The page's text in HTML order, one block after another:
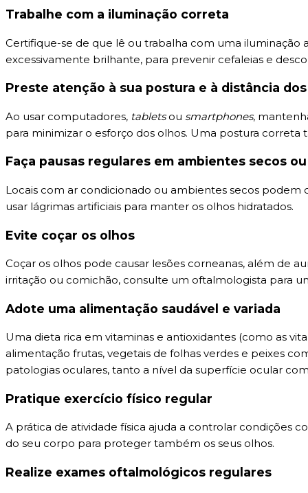
Trabalhe com a iluminação correta
Certifique-se de que lê ou trabalha com uma iluminação
excessivamente brilhante, para prevenir cefaleias e
Preste atenção à sua postura e à distância
Ao usar computadores, tabletsou smartphones,
para minimizar o esforço dos olhos. Uma postura correta
Faça pausas regulares em ambientes secos
Locais com ar condicionado ou ambientes secos
usar lágrimas artificiais para manter os olhos hidratados.
Evite coçar os olhos
Coçar os olhos pode causar lesões corneanas, além de
irritação ou comichão, consulte um oftalmologista para
Adote uma alimentação saudável e variada
Uma dieta rica em vitaminas e antioxidantes (como as
alimentação frutas, vegetais de folhas verdes e peixes
patologias oculares, tanto a nível da superfície ocular
Pratique exercício físico regular
A prática de atividade física ajuda a controlar condições
do seu corpo para proteger também os seus olhos.
Realize exames oftalmológicos regulares